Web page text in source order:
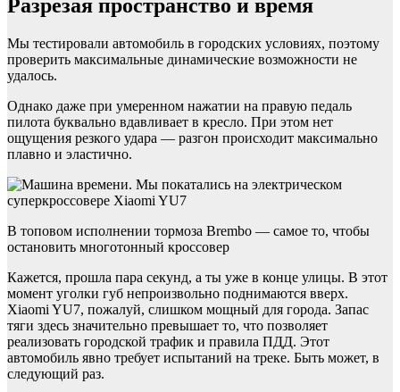
Разрезая пространство и время
Мы тестировали автомобиль в городских условиях, поэтому
проверить максимальные динамические возможности не
удалось.
Однако даже при умеренном нажатии на правую педаль
пилота буквально вдавливает в кресло. При этом нет
ощущения резкого удара — разгон происходит максимально
плавно и эластично.
В топовом исполнении тормоза Brembo — самое то, чтобы
остановить многотонный кроссовер
Кажется, прошла пара секунд, а ты уже в конце улицы. В этот
момент уголки губ непроизвольно поднимаются вверх.
Xiaomi YU7, пожалуй, слишком мощный для города. Запас
тяги здесь значительно превышает то, что позволяет
реализовать городской трафик и правила ПДД. Этот
автомобиль явно требует испытаний на треке. Быть может, в
следующий раз.